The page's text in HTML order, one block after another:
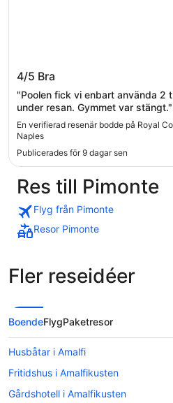
Royal Continental Hotel
4/5 Bra
"Poolen fick vi enbart använda 2
under resan. Gymmet var stängt."
En verifierad resenär bodde på Royal
Naples
Publicerades för 9 dagar sen
Res till Pimonte
Flyg från Pimonte
Resor Pimonte
Fler reseidéer
BoendeFlygPaketresor
Husbåtar i Amalfi
Fritidshus i Amalfikusten
Gårdshotell i Amalfikusten